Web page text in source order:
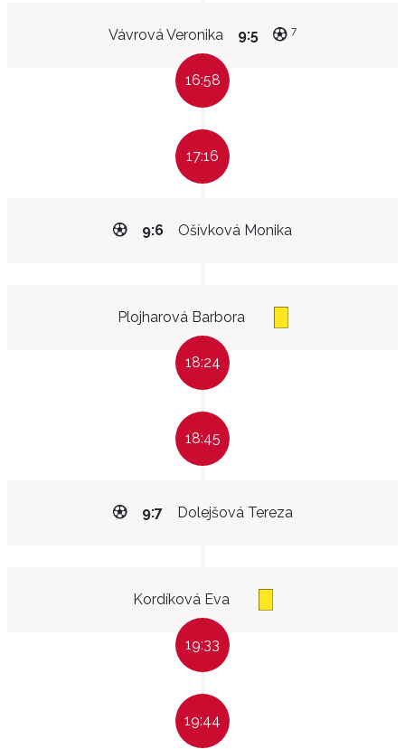
Vávrová Veronika 9:5 7
16:58
17:16
Ošívková Monika
9:6
Plojharová Barbora
18:24
18:45
Dolejšová Tereza
9:7
Kordíková Eva
19:33
19:44